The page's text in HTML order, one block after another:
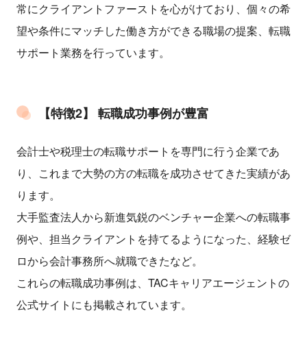
常にクライアントファーストを心がけており、個々の希
望や条件にマッチした働き方ができる職場の提案、転職
サポート業務を行っています。
【特徴2】 転職成功事例が豊富
会計士や税理士の転職サポートを専門に行う企業であ
り、これまで大勢の方の転職を成功させてきた実績があ
ります。
大手監査法人から新進気鋭のベンチャー企業への転職事
例や、担当クライアントを持てるようになった、経験ゼ
ロから会計事務所へ就職できたなど。
これらの転職成功事例は、TACキャリアエージェントの
公式サイトにも掲載されています。